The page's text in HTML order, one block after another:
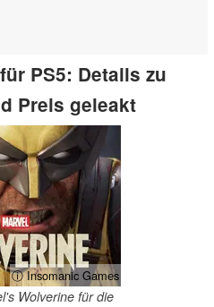
PS5: Details zu
Preis geleakt
ⓘ Insomanic Games
Wolverine für die